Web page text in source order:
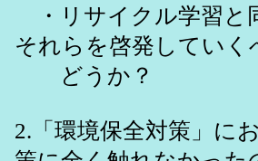
・リサイクル学習と
それらを啓発していく
どうか？
2.「環境保全対策」に